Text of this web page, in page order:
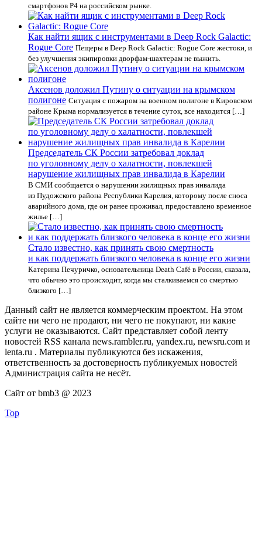
смартфонов P4 на российском рынке.
Как найти ящик с инструментами в Deep Rock Galactic:
Rogue Core Пещеры в Deep Rock Galactic: Rogue Core жестоки, и
без улучшения экипировки дворфам-шахтерам не выжить.
Аксенов доложил Путину о ситуации на крымском
полигоне Ситуация с пожаром на военном полигоне в Кировском
районе Крыма нормализуется в течение суток, все находится […]
Председатель СК России затребовал доклад
по уголовному делу о халатности, повлекшей
нарушение жилищных прав инвалида в Карелии
В СМИ сообщается о нарушении жилищных прав инвалида
из Пудожского района Республики Карелия, которому после сноса
аварийного дома, где он ранее проживал, предоставлено временное
жилье […]
Стало известно, как принять свою смертность
и как поддержать близкого человека в конце его жизни
Катерина Печуричко, основательница Death Café в России, сказала,
что обычно это происходит, когда мы сталкиваемся со смертью
близкого […]
Данный сайт не является коммерческим проектом. На этом
сайте ни чего не продают, ни чего не покупают, ни какие
услуги не оказываются. Сайт представляет собой ленту
новостей RSS канала news.rambler.ru, yandex.ru, newsru.com и
lenta.ru . Материалы публикуются без искажения,
ответственность за достоверность публикуемых новостей
Администрация сайта не несёт.
Сайт от bmb3 @ 2023
Top